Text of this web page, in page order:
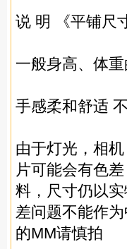
说 明 《平铺尺
一般身高、体
手感柔和舒适
由于灯光，相
片可能会有色
料，尺寸仍以
差问题不能作
的MM请慎拍